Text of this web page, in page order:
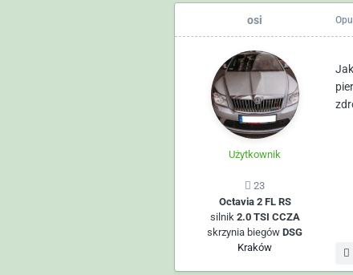
osi
Użytkownik
23
Octavia 2 FL RS
silnik 2.0 TSI CCZA
skrzynia biegówDSG
Kraków